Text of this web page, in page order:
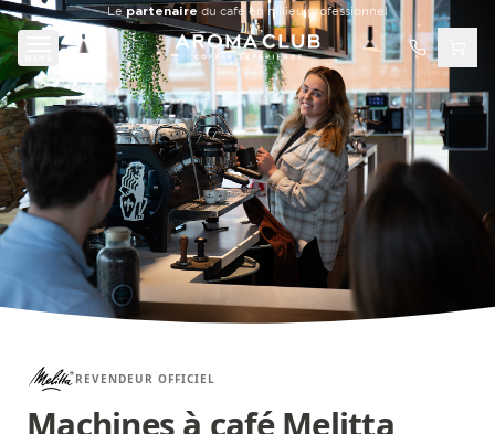
Aller au contenu principal
Lepartenaire du café en milieu professionnel
REVENDEUR OFFICIEL
Machines à café Melitta